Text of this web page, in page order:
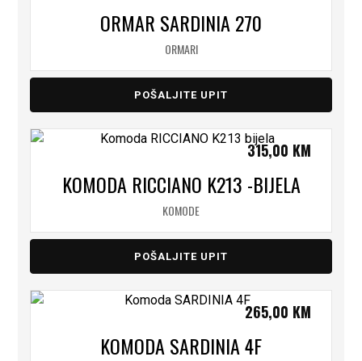
ORMAR SARDINIA 270
ORMARI
POŠALJITE UPIT
KOMODA RICCIANO K213 -BIJELA
KOMODE
315,00 KM
POŠALJITE UPIT
KOMODA SARDINIA 4F
265,00 KM